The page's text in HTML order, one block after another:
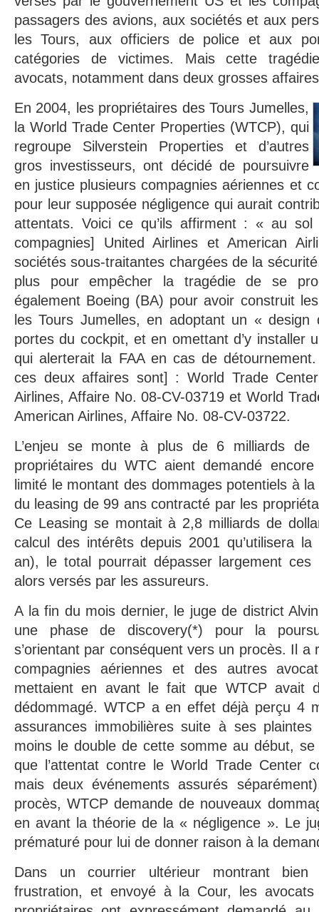
passagers des avions, aux sociétés et aux
les Tours, aux officiers de police et aux
catégories de victimes. Mais cette
avocats, notamment dans deux grosses
En 2004, les propriétaires des Tours Jumelles,
la World Trade Center Properties (WTCP), qui
regroupe Silverstein Properties et d’autres
gros investisseurs, ont décidé de poursuivre
en justice plusieurs compagnies aériennes et
pour leur supposée négligence qui aurait
attentats. Voici ce qu’ils affirment : « au
compagnies] United Airlines et American
sociétés sous-traitantes chargées de la
plus pour empêcher la tragédie de se
également Boeing (BA) pour avoir construit
les Tours Jumelles, en adoptant un « design
portes du cockpit, et en omettant d’y installer
qui alerterait la FAA en cas de
ces deux affaires sont] : World Trade
Airlines, Affaire No. 08-CV-03719 et World
American Airlines, Affaire No. 08-CV-03722.
L’enjeu se monte à plus de 6 milliards de
propriétaires du WTC aient demandé
limité le montant des dommages potentiels à
du leasing de 99 ans contracté par les
Ce Leasing se montait à 2,8 milliards de
calcul des intérêts depuis 2001 qu’utilisera la
an), le total pourrait dépasser largement ces
alors versés par les assureurs.
A la fin du mois dernier, le juge de district
une phase de discovery(*) pour la
s’orientant par conséquent vers un procès. Il a
compagnies aériennes et des autres
mettaient en avant le fait que WTCP avait
dédommagé. WTCP a en effet déjà perçu 4
assurances immobilières suite à ses
moins le double de cette somme au début, se
que l’attentat contre le World Trade Center
mais deux événements assurés
procès, WTCP demande de nouveaux
en avant la théorie de la « négligence ». Le
prématuré pour lui de donner raison à la
Dans un courrier ultérieur montrant bien
frustration, et envoyé à la Cour, les avocats